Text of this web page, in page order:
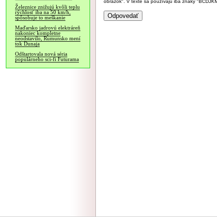
Železnice znižujú kvôli teplu
rýchlosť iba na 50 km/h,
spôsobuje to meškanie
Maďarsko jadrovú elektráreň
nakoniec kompletne
neodstavilo, Rumunsko mení
tok Dunaja
Odštartovala nová séria
populárneho sci-fi Futurama
obrázok". V texte sa používajú iba znaky